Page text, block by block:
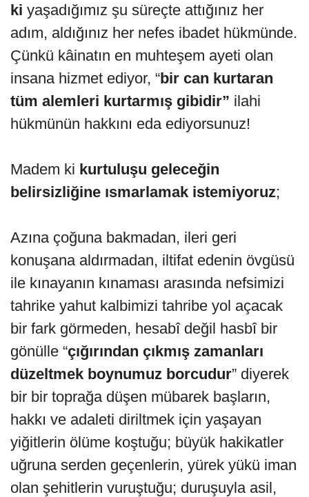
ki yaşadığımız şu süreçte attığınız her
adım, aldığınız her nefes ibadet hükmünde.
Çünkü kâinatın en muhteşem ayeti olan
insana hizmet ediyor, “bir can kurtaran
tüm alemleri kurtarmış gibidir” ilahi
hükmünün hakkını eda ediyorsunuz!
Madem ki kurtuluşu geleceğin
belirsizliğine ısmarlamak istemiyoruz;
Azına çoğuna bakmadan, ileri geri
konuşana aldırmadan, iltifat edenin övgüsü
ile kınayanın kınaması arasında nefsimizi
tahrike yahut kalbimizi tahribe yol açacak
bir fark görmeden, hesabî değil hasbî bir
gönülle “çığırından çıkmış zamanları
düzeltmek boynumuz borcudur” diyerek
bir bir toprağa düşen mübarek başların,
hakkı ve adaleti diriltmek için yaşayan
yiğitlerin ölüme koştuğu; büyük hakikatler
uğruna serden geçenlerin, yürek yükü iman
olan şehitlerin vuruştuğu; duruşuyla asil,